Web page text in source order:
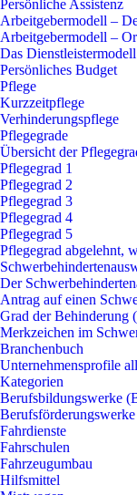
Persönliche Assistenz
Arbeitgebermodell –
Arbeitgebermodell –
Das Dienstleistermodell
Persönliches Budget
Pflege
Kurzzeitpflege
Verhinderungspflege
Pflegegrade
Übersicht der
Pflegegrad 1
Pflegegrad 2
Pflegegrad 3
Pflegegrad 4
Pflegegrad 5
Pflegegrad abgelehnt,
Der
Antrag auf einen
Grad der Behinderung
Merkzeichen im
Branchenbuch
Unternehmensprofile
Kategorien
Berufsbildungswerke
Fahrdienste
Fahrschulen
Fahrzeugumbau
Hilfsmittel